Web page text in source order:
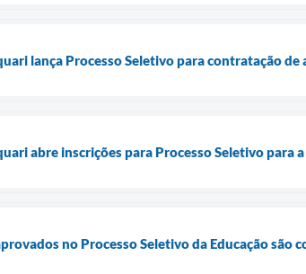
lança Processo Seletivo para contratação
abre inscrições para Processo Seletivo para
no Processo Seletivo da Educação são